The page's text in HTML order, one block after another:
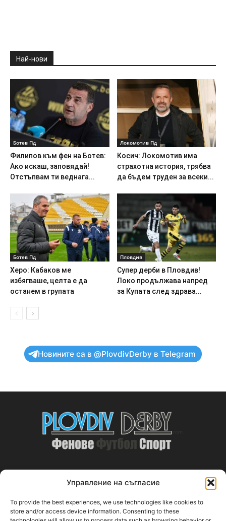
Управление на съгласие
To provide the best experiences, we use technologies like cookies to
store and/or access device information. Consenting to these
Най-нови
Ботев Пд
Филипов към фен на Ботев:
Ако искаш, заповядай!
Отстъпвам ти веднага...
Локомотив Пд
Косич: Локомотив има
страхотна история, трябва
да бъдем труден за всеки...
Ботев Пд
Херо: Кабаков ме
избягваше, целта е да
останем в групата
Пловдив
Супер дерби в Пловдив!
Локо продължава напред
за Купата след здрава...
Новините са в @PlovdivDerby в Telegram
ABOUT US
PlovdivDerby.com е първата пловдивска изцяло футболна